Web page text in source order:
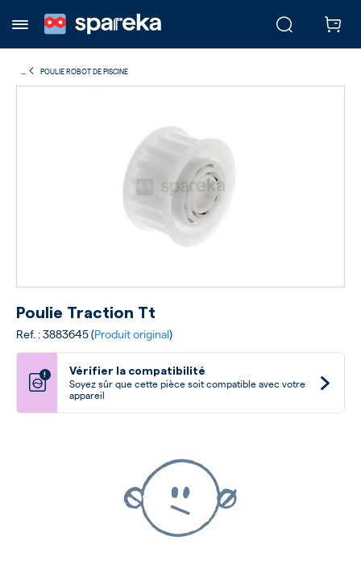
POULIE ROBOT DE PISCINE
Poulie Traction Tt
Ref. : 3883645 (Produit original)
! Vérifier la compatibilité
Soyez sûr que cette pièce soit compatible avec votre
appareil